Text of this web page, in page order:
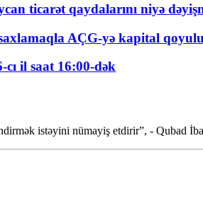
ticarət qaydalarını niyə
AÇG-yə kapital
il saat 16:00-dək
istəyini nümayiş etdirir”, - Qubad